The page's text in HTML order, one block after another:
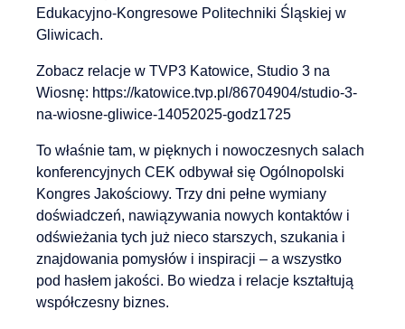
Edukacyjno-Kongresowe Politechniki Śląskiej w
Gliwicach.
Zobacz relacje w TVP3 Katowice, Studio 3 na
Wiosnę: https://katowice.tvp.pl/86704904/studio-3-
na-wiosne-gliwice-14052025-godz1725
To właśnie tam, w pięknych i nowoczesnych salach
konferencyjnych CEK odbywał się Ogólnopolski
Kongres Jakościowy. Trzy dni pełne wymiany
doświadczeń, nawiązywania nowych kontaktów i
odświeżania tych już nieco starszych, szukania i
znajdowania pomysłów i inspiracji – a wszystko
pod hasłem jakości. Bo wiedza i relacje kształtują
współczesny biznes.